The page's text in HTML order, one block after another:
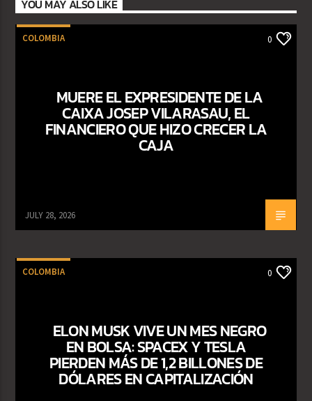
YOU MAY ALSO LIKE
COLOMBIA 0
MUERE EL EXPRESIDENTE DE LA
CAIXA JOSEP VILARASAU, EL
FINANCIERO QUE HIZO CRECER LA
CAJA
JULY 28, 2026
COLOMBIA 0
ELON MUSK VIVE UN MES NEGRO
EN BOLSA: SPACEX Y TESLA
PIERDEN MÁS DE 1,2 BILLONES DE
DÓLARES EN CAPITALIZACIÓN